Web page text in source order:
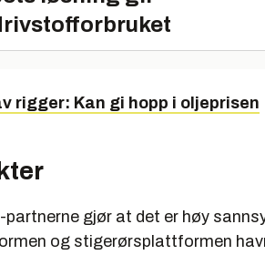
rigger: Kan gi hopp i oljeprisen
gjør at det er høy
og stigerørsplattformen